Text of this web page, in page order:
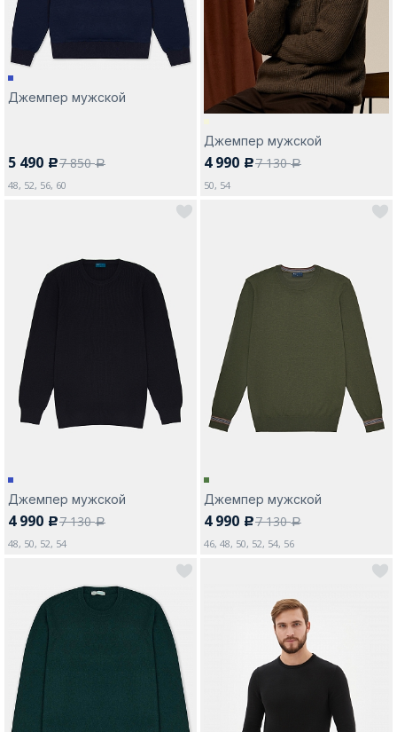
Да, все верно Изменить город
Покупателям
Джемпер мужской
5 490 c7 850a
48, 52, 56, 60
Джемпер мужской
4 990 c7 130a
50, 54
Джемпер мужской
4 990 c7 130a
48, 50, 52, 54
Джемпер мужской
4 990 c7 130a
46, 48, 50, 52, 54, 56